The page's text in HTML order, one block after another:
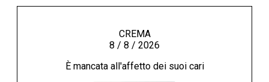
CREMA
8 / 8 / 2026
È mancata all'affetto dei suoi cari